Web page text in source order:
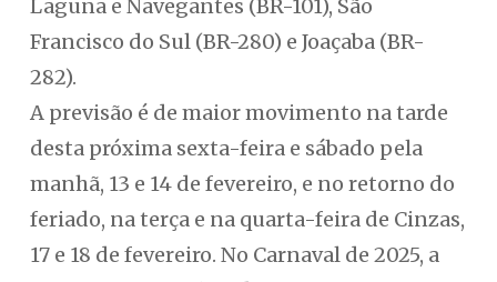
Laguna e Navegantes (BR-101), São
Francisco do Sul (BR-280) e Joaçaba (BR-
282).
A previsão é de maior movimento na tarde
desta próxima sexta-feira e sábado pela
manhã, 13 e 14 de fevereiro, e no retorno do
feriado, na terça e na quarta-feira de Cinzas,
17 e 18 de fevereiro. No Carnaval de 2025, a